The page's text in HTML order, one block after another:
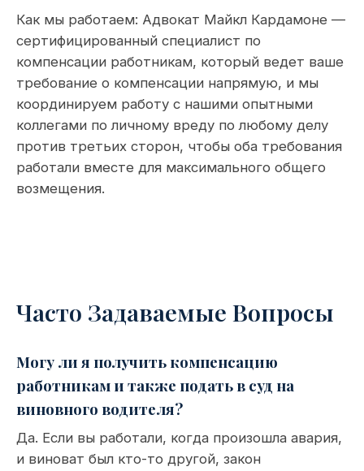
Как мы работаем: Адвокат Майкл Кардамоне —
сертифицированный специалист по
компенсации работникам, который ведет ваше
требование о компенсации напрямую, и мы
координируем работу с нашими опытными
коллегами по личному вреду по любому делу
против третьих сторон, чтобы оба требования
работали вместе для максимального общего
возмещения.
Часто Задаваемые Вопросы
Могу ли я получить компенсацию
работникам и также подать в суд на
виновного водителя?
Да. Если вы работали, когда произошла авария,
и виноват был кто-то другой, закон